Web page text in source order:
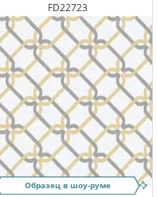
FD22723
Образец в шоу-руме